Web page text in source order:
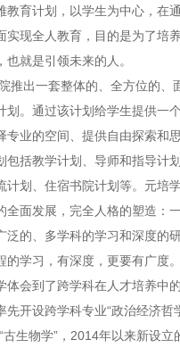
教育计划，以学生为中心，在
实现全人教育，目的是为了培
也就是引领未来的人。
推出一套整体的、全方位的、
划。通过该计划给学生提供一
专业的空间、提供自由探索和
包括教学计划、导师和指导计
计划、住宿书院计划等。元培
全面发展，完全人格的塑造：
泛的、多学科的学习和深度的
的学习，有深度，更要有广度
体会到了跨学科在人才培养中
先开设跨学科专业“政治经济哲
古生物学”，2014年以来新设